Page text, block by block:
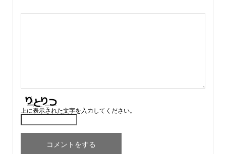
上に表示された文字を入力してください。